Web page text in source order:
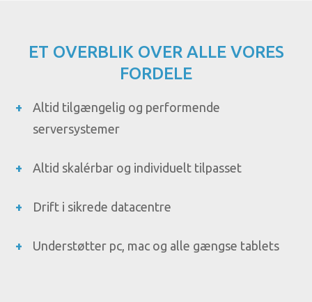
ET OVERBLIK OVER ALLE VORES
FORDELE
Altid tilgængelig og performende
serversystemer
Altid skalérbar og individuelt tilpasset
Drift i sikrede datacentre
Understøtter pc, mac og alle gængse tablets